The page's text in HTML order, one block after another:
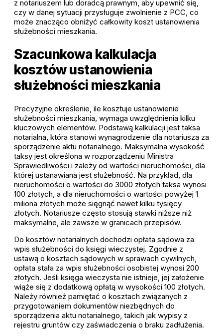
z notariuszem lub doradcą prawnym, aby upewnić się,
czy w danej sytuacji przysługuje zwolnienie z PCC, co
może znacząco obniżyć całkowity koszt ustanowienia
służebności mieszkania.
Szacunkowa kalkulacja
kosztów ustanowienia
służebności mieszkania
Precyzyjne określenie, ile kosztuje ustanowienie
służebności mieszkania, wymaga uwzględnienia kilku
kluczowych elementów. Podstawą kalkulacji jest taksa
notarialna, która stanowi wynagrodzenie dla notariusza za
sporządzenie aktu notarialnego. Maksymalna wysokość
taksy jest określona w rozporządzeniu Ministra
Sprawiedliwości i zależy od wartości nieruchomości, dla
której ustanawiana jest służebność. Na przykład, dla
nieruchomości o wartości do 3000 złotych taksa wynosi
100 złotych, a dla nieruchomości o wartości powyżej 1
miliona złotych może sięgnąć nawet kilku tysięcy
złotych. Notariusze często stosują stawki niższe niż
maksymalne, ale zawsze w granicach przepisów.
Do kosztów notarialnych dochodzi opłata sądowa za
wpis służebności do księgi wieczystej. Zgodnie z
ustawą o kosztach sądowych w sprawach cywilnych,
opłata stała za wpis służebności osobistej wynosi 200
złotych. Jeśli księga wieczysta nie istnieje, jej założenie
wiąże się z dodatkową opłatą w wysokości 100 złotych.
Należy również pamiętać o kosztach związanych z
przygotowaniem dokumentów niezbędnych do
sporządzenia aktu notarialnego, takich jak wypisy z
rejestru gruntów czy zaświadczenia o braku zadłużenia.